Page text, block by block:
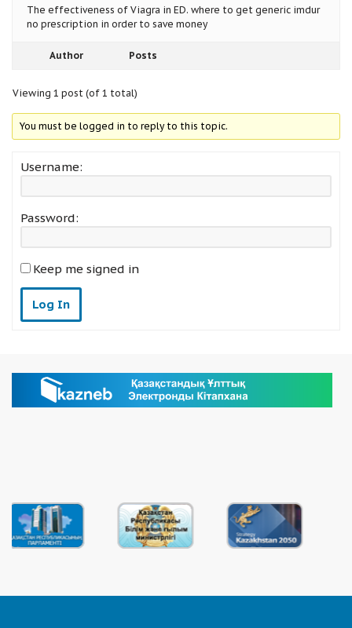
The effectiveness of Viagra in ED. where to get generic imdur
no prescription in order to save money
Author Posts
Viewing 1 post (of 1 total)
You must be logged in to reply to this topic.
Username:
Password:
Keep me signed in
Log In